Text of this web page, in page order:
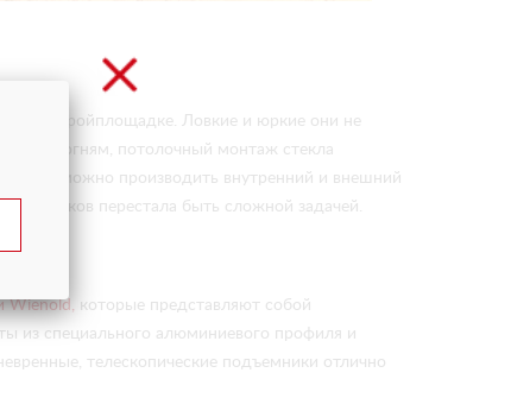
на стройплощадке. Ловкие и юркие они не
огням, потолочный монтаж стекла
можно производить внутренний и внешний
потолков перестала быть сложной задачей.
Wienold, которые представляют собой
из специального алюминиевого профиля и
телескопические подъемники отлично